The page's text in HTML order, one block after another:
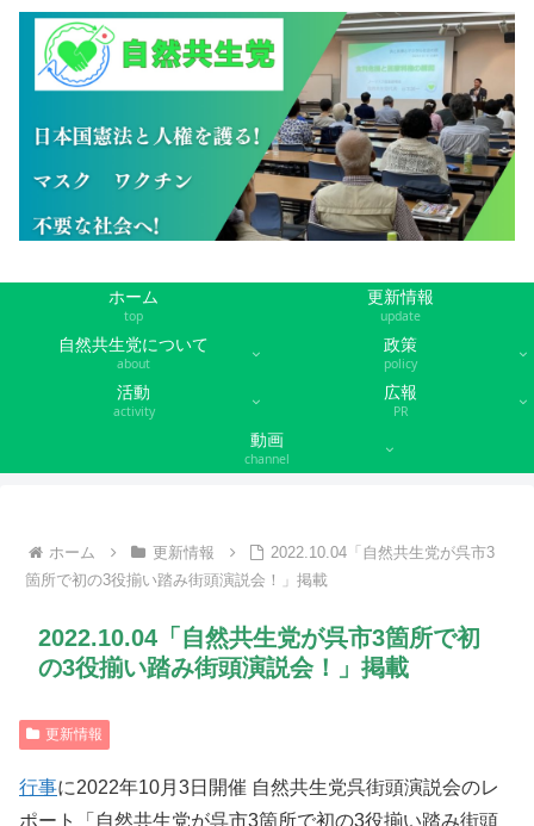
ホーム
top
更新情報
update
自然共生党について
about
政策
policy
活動
activity
広報
PR
動画
channel
ホーム 更新情報
2022.10.04「自然共生党が呉市3
箇所で初の3役揃い踏み街頭演説会！」掲載
2022.10.04「自然共生党が呉市3箇所で初
の3役揃い踏み街頭演説会！」掲載
更新情報
行事に2022年10月3日開催 自然共生党呉街頭演説会のレ
ポート「自然共生党が呉市3箇所で初の3役揃い踏み街頭